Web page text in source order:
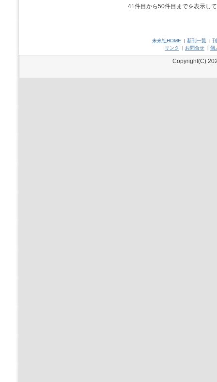
41件目から50件目までを表示し
未來社HOME | 新刊一覧 |
リンク
| お問合せ | 個
Copyright(C)